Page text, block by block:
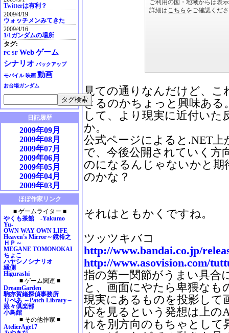
見ての通りなんだけど、こ
きるのかちょっと興味ある
して、より現実に近付い
か。
公式ページによると.NET
で、今後公開されていく方
のになるんじゃないかと
のかな？
それはともかくですね。
ツッツキバコ
http://www.bandai.co.jp/
http://www.asovision.com/
指の第一関節がうまい具合
と、画面にやたら卑猥なも
現実にあるものを投影して
応を見るという発想は上の
れを別方向のもちゃとして
Twitterは有利？
2009/4/19
ウォッチメンみてきた
2009/4/16
1/1ガンダムの場所
タグ:
PC SF Webゲーム
シナリオ バックアップ
モバイル 映画 動画
お台場ガンダム
日記履歴
2009年09月
2009年08月
2009年07月
2009年06月
2009年05月
2009年04月
2009年03月
2009年02月
2009年01月
2008年12月
2008年11月
2008年10月
2008年09月
2008年08月
2008年07月
2008年05月
2008年04月
2008年03月
2008年02月
2008年01月
2007年12月
ほぼ作家リンク
■ ゲームライター ■
やくも茶館 -Yakumo
Yu-
OWN WAY OWN LIFE
Heaven's Mirror～鏡裕之
ＨＰ～
MEGANE TOMONOKAI
ちょこ
ハヤシノシナリオ
縁側
Higurashi
■ ゲーム関連 ■
DreamGarden
駒亦賀緒探偵事務所
りぺあ ～Patch Library～
娘々倶楽部
小鳥館
■ その他作家 ■
AtelierAge17